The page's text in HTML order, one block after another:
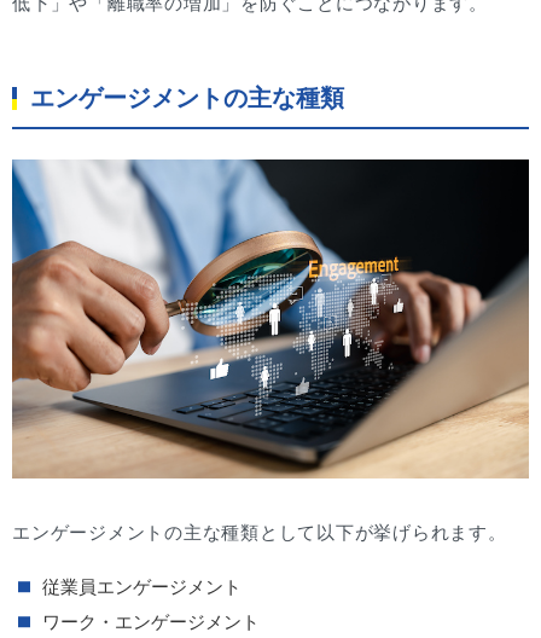
エンゲージメントの主な種類
エンゲージメントの主な種類として以下が挙げられます。
従業員エンゲージメント
ワーク・エンゲージメント